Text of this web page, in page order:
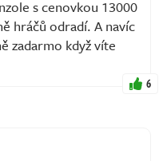
s cenovkou 13000
hráčů odradí. A navíc
zadarmo když víte
6